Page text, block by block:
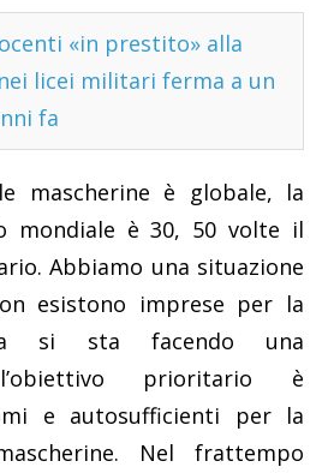
«in prestito» alla
licei militari ferma a un
fa
mascherine è globale, la
mondiale è 30, 50 volte il
Abbiamo una situazione
esistono imprese per la
si sta facendo una
l’obiettivo prioritario è
e autosufficienti per la
Nel frattempo